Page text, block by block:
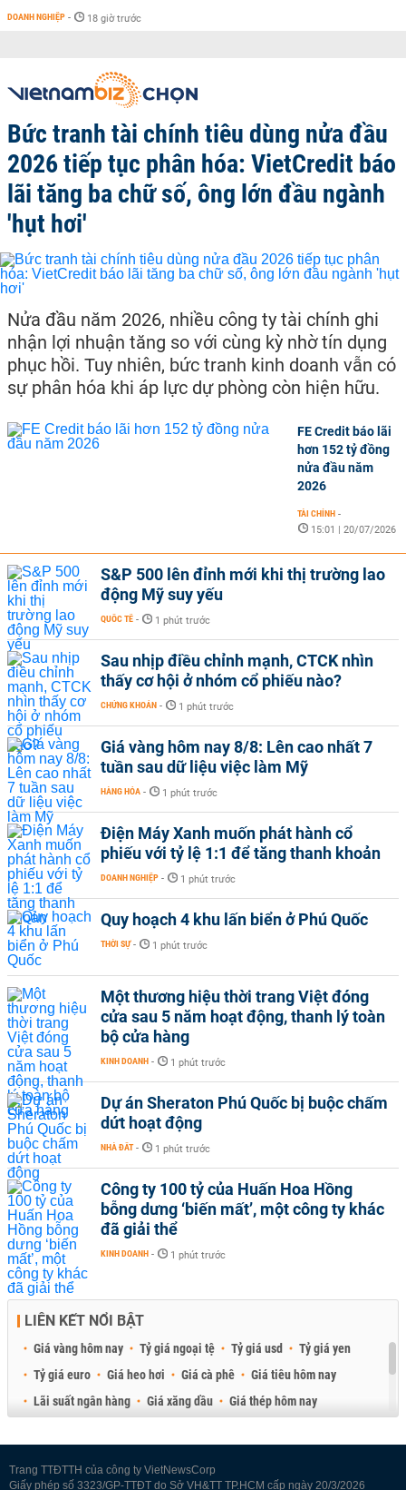
DOANH NGHIỆP - 18 giờ trước
Bức tranh tài chính tiêu dùng nửa đầu
2026 tiếp tục phân hóa: VietCredit báo
lãi tăng ba chữ số, ông lớn đầu ngành
'hụt hơi'
Nửa đầu năm 2026, nhiều công ty tài chính ghi
nhận lợi nhuận tăng so với cùng kỳ nhờ tín dụng
phục hồi. Tuy nhiên, bức tranh kinh doanh vẫn có
sự phân hóa khi áp lực dự phòng còn hiện hữu.
FE Credit báo lãi
hơn 152 tỷ đồng
nửa đầu năm
2026
TÀI CHÍNH -
15:01 | 20/07/2026
S&P 500 lên đỉnh mới khi thị trường lao
động Mỹ suy yếu
QUỐC TẾ - 1 phút trước
Sau nhịp điều chỉnh mạnh, CTCK nhìn
thấy cơ hội ở nhóm cổ phiếu nào?
CHỨNG KHOÁN - 1 phút trước
Giá vàng hôm nay 8/8: Lên cao nhất 7
tuần sau dữ liệu việc làm Mỹ
HÀNG HÓA - 1 phút trước
Điện Máy Xanh muốn phát hành cổ
phiếu với tỷ lệ 1:1 để tăng thanh khoản
DOANH NGHIỆP - 1 phút trước
Quy hoạch 4 khu lấn biển ở Phú Quốc
THỜI SỰ - 1 phút trước
Một thương hiệu thời trang Việt đóng
cửa sau 5 năm hoạt động, thanh lý toàn
bộ cửa hàng
KINH DOANH - 1 phút trước
Dự án Sheraton Phú Quốc bị buộc chấm
dứt hoạt động
NHÀ ĐẤT - 1 phút trước
Công ty 100 tỷ của Huấn Hoa Hồng
bỗng dưng ‘biến mất’, một công ty khác
đã giải thể
KINH DOANH - 1 phút trước
LIÊN KẾT NỔI BẬT
Giá vàng hôm nay Tỷ giá ngoại tệ Tỷ giá usd
Tỷ giá yen
Tỷ giá euro
Giá heo hơi Giá cà phê
Giá tiêu hôm nay
Lãi suất ngân hàng
Giá xăng dầu
Giá thép hôm nay
Trang TTĐTTH của công ty VietNewsCorp
Giấy phép số 3323/GP-TTĐT do Sở VH&TT TP.HCM cấp ngày 20/3/2026